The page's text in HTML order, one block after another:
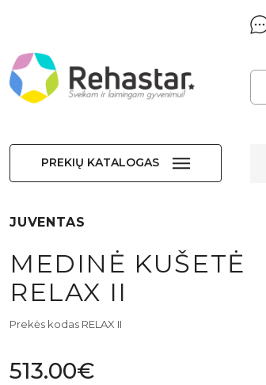
PREKIŲ KATALOGAS
JUVENTAS
MEDINĖ KUŠETĖ
RELAX II
Prekės kodas RELAX II
513.00€